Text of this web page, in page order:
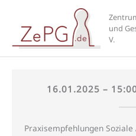
springen
und
V.
16.01.2025 –
Praxisempfehlungen